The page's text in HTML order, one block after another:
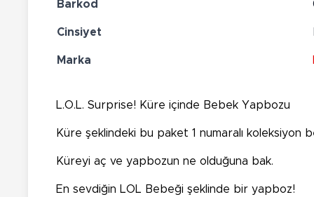
Barkod
Cinsiyet
Marka
L.O.L. Surprise! Küre içinde Bebek Yapbozu
Küre şeklindeki bu paket 1 numaralı koleksiyon
Küreyi aç ve yapbozun ne olduğuna bak.
En sevdiğin LOL Bebeği şeklinde bir yapboz!